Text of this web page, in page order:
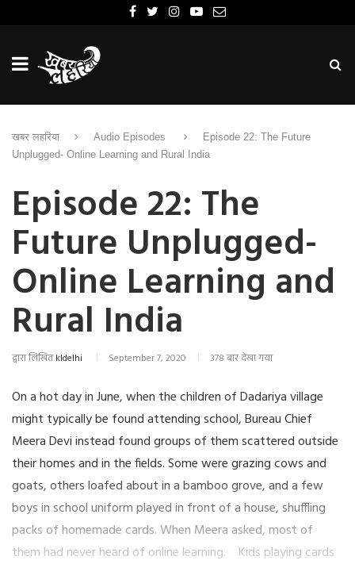
खबर लहरिया Audio Episodes
Episode 22: The Future
Unplugged- Online Learning and Rural India
Episode 22: The
Future Unplugged-
Online Learning and
Rural India
द्वारा लिखितkldelhi September 7, 2020 378 बार देखा गया
On a hot day in June, when the children of Dadariya village
might typically be found attending school, Bureau Chief
Meera Devi instead found groups of them scattered outside
their homes and in the fields. Some were grazing cows and
goats, others loafed about in a bamboo grove, and a few
boys in school uniform played in front of a house, shuffling
packs of homemade cards. When Meera asked, most of
them had never heard of online learning. Kids playing cards